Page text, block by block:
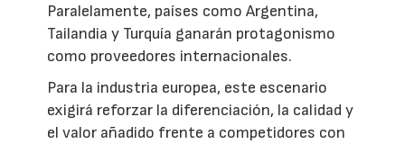
Paralelamente, países como Argentina,
Tailandia y Turquía ganarán protagonismo
como proveedores internacionales.
Para la industria europea, este escenario
exigirá reforzar la diferenciación, la calidad y
el valor añadido frente a competidores con